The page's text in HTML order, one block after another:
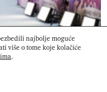
brak intimnom
najbolje moguće
više o tome koje kolačiće
.